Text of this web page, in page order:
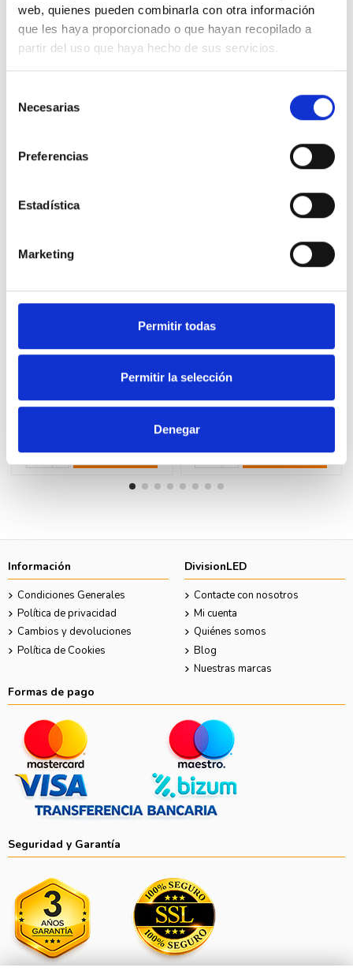
web, quienes pueden combinarla con otra información
que les haya proporcionado o que hayan recopilado a
partir del uso que haya hecho de sus servicios.
Necesarias
Preferencias
Estadística
Marketing
Permitir todas
Permitir la selección
Denegar
FERMAX 9449 Monitor VEO-XS Wifi 4.3 pulgadas DUOX
Detalles del producto
Comentarios
video Welcome Home
Comprar
4+N universal
Comprar
Información
Condiciones Generales
Política de privacidad
Cambios y devoluciones
Política de Cookies
DivisionLED
Contacte con nosotros
Mi cuenta
Quiénes somos
Blog
Nuestras marcas
Formas de pago
Seguridad y Garantía